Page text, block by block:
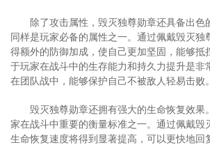
除了攻击属性，毁灭独尊勋章还具备出色
同样是玩家必备的属性之一。通过佩戴毁灭独
得额外的防御加成，使自己更加坚固，能够抵
于玩家在战斗中的生存能力和持久力提升是非
在团队战中，能够保护自己不被敌人轻易击败。
毁灭独尊勋章还拥有强大的生命恢复效果
家在战斗中重要的衡量标准之一。通过佩戴毁
生命恢复速度将得到显著提高，可以更快地回